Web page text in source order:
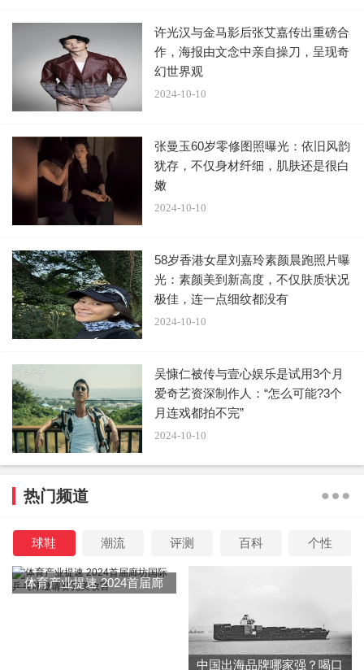
许光汉与金马影后张艾嘉传出重磅合
作，海报由文念中亲自操刀，呈现奇
幻世界观
2024-10-10
张曼玉60岁零修图照曝光：依旧风韵
犹存，不仅身材纤细，肌肤还是很白
嫩
2024-10-10
58岁香港女星刘嘉玲素颜晨跑照片曝
光：素颜美到新高度，不仅肤质状况
极佳，连一点细纹都没有
2024-10-10
吴慷仁被传与壹心娱乐是试用3个月
爱奇艺资深制作人：“怎么可能?3个
月连戏都拍不完”
2024-10-10
热门频道
球鞋 潮流 评测 百科 个性
体育产业提速 2024首届廊
中国出海品牌哪家强？喝口